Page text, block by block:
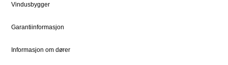
Priser
Dokumentsenter
STØTTE
Vindusbygger
Garantiinformasjon
Informasjon om dører